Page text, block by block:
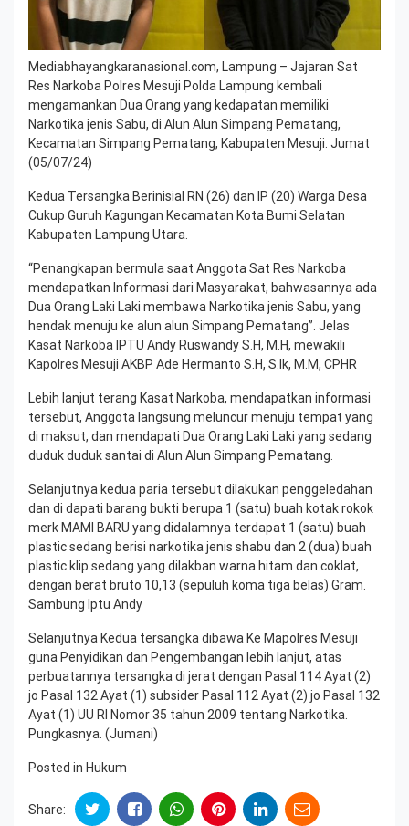
Mediabhayangkaranasional.com, Lampung – Jajaran Sat
Res Narkoba Polres Mesuji Polda Lampung kembali
mengamankan Dua Orang yang kedapatan memiliki
Narkotika jenis Sabu, di Alun Alun Simpang Pematang,
Kecamatan Simpang Pematang, Kabupaten Mesuji. Jumat
(05/07/24)
Kedua Tersangka Berinisial RN (26) dan IP (20) Warga Desa
Cukup Guruh Kagungan Kecamatan Kota Bumi Selatan
Kabupaten Lampung Utara.
“Penangkapan bermula saat Anggota Sat Res Narkoba
mendapatkan Informasi dari Masyarakat, bahwasannya ada
Dua Orang Laki Laki membawa Narkotika jenis Sabu, yang
hendak menuju ke alun alun Simpang Pematang”. Jelas
Kasat Narkoba IPTU Andy Ruswandy S.H, M.H, mewakili
Kapolres Mesuji AKBP Ade Hermanto S.H, S.Ik, M.M, CPHR
Lebih lanjut terang Kasat Narkoba, mendapatkan informasi
tersebut, Anggota langsung meluncur menuju tempat yang
di maksut, dan mendapati Dua Orang Laki Laki yang sedang
duduk duduk santai di Alun Alun Simpang Pematang.
Selanjutnya kedua paria tersebut dilakukan penggeledahan
dan di dapati barang bukti berupa 1 (satu) buah kotak rokok
merk MAMI BARU yang didalamnya terdapat 1 (satu) buah
plastic sedang berisi narkotika jenis shabu dan 2 (dua) buah
plastic klip sedang yang dilakban warna hitam dan coklat,
dengan berat bruto 10,13 (sepuluh koma tiga belas) Gram.
Sambung Iptu Andy
Selanjutnya Kedua tersangka dibawa Ke Mapolres Mesuji
guna Penyidikan dan Pengembangan lebih lanjut, atas
perbuatannya tersangka di jerat dengan Pasal 114 Ayat (2)
jo Pasal 132 Ayat (1) subsider Pasal 112 Ayat (2) jo Pasal 132
Ayat (1) UU RI Nomor 35 tahun 2009 tentang Narkotika.
Pungkasnya. (Jumani)
Posted in Hukum
Share: